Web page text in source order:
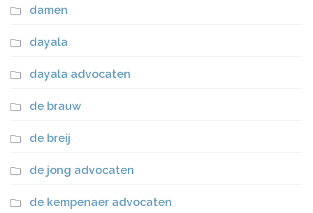
damen
dayala
dayala advocaten
de brauw
de breij
de jong advocaten
de kempenaer advocaten